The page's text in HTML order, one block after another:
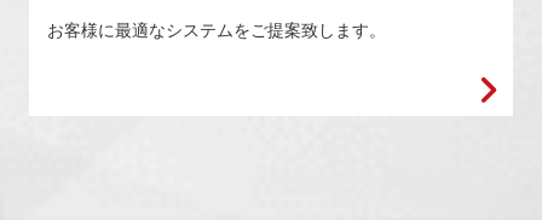
お客様に最適なシステムをご提案致します。